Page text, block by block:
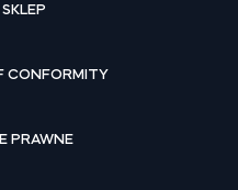
CONFORMITY
PRAWNE